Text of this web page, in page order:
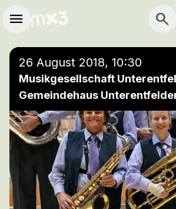
Zum Hauptinhalt springen
Hauptnavigation
menu search
26 August 2018, 10:30
Musikgesellschaft
Gemeindehaus
Einer Wiedergabeliste